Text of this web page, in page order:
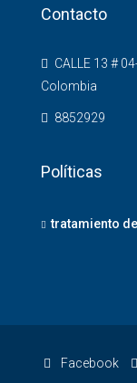
Contacto
CALLE 13 #
Colombia
8852929
Políticas
tratamiento
Facebook